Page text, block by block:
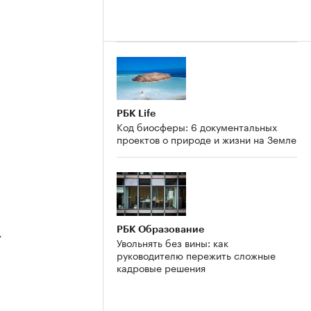
РБК Life
Код биосферы: 6 документальных
проектов о природе и жизни на Земле
РБК Образование
Увольнять без вины: как
руководителю пережить сложные
кадровые решения